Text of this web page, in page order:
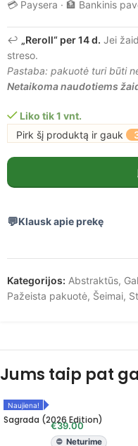
💳 Paysera · 🏦 Bankinis
↩️ „Reroll“ per 14 d. Jei
streso.
Pastaba: pakuotė turi būti
Netaikoma naudotiems
Liko tik 1 vnt.
Pirk šį produktą ir gauk
Klausk apie prekę
Kategorijos: Abstraktūs,
Pažeista pakuotė, Šeimai,
Jums taip pat
Naujiena!
SUPER HITAS!
Sagrada (2026 Edition)
€39.00
Neturime